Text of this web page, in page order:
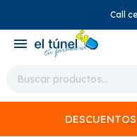
Call
menu
DESCUENTOS
close